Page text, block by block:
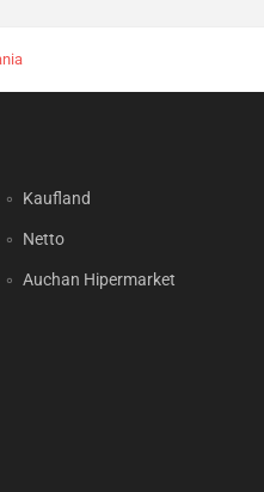
Kaufland
Netto
Auchan Hipermarket